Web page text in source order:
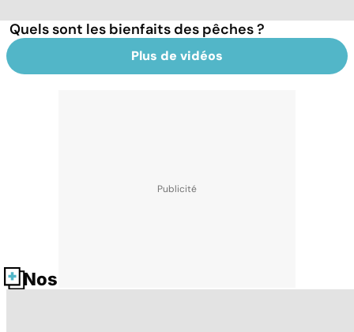
Quels sont les bienfaits des pêches ?
Plus de vidéos
Nos fiches santé